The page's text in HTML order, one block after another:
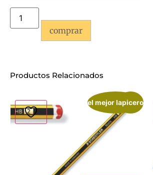
comprar
Productos Relacionados
¡Oferta!
el mejor lapicero